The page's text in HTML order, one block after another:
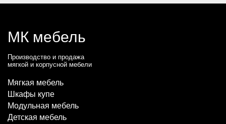
МК мебель
Производство и продажа
мягкой и корпусной мебели
Мягкая мебель
Шкафы купе
Модульная мебель
Детская мебель